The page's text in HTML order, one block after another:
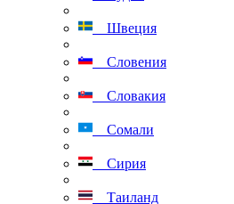
Швеция
Словения
Словакия
Сомали
Сирия
Таиланд